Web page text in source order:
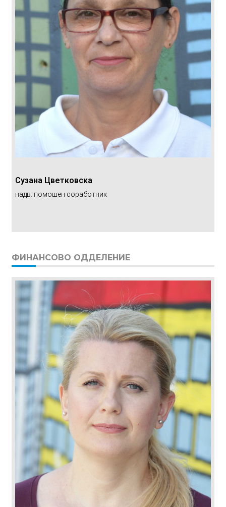
Сузана Цветковска
надв. помошен соработник
ФИНАНСОВО ОДДЕЛЕНИЕ